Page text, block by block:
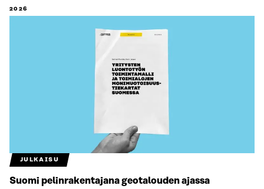
2026
JULKAISU
Suomi pelinrakentajana geotalouden ajassa